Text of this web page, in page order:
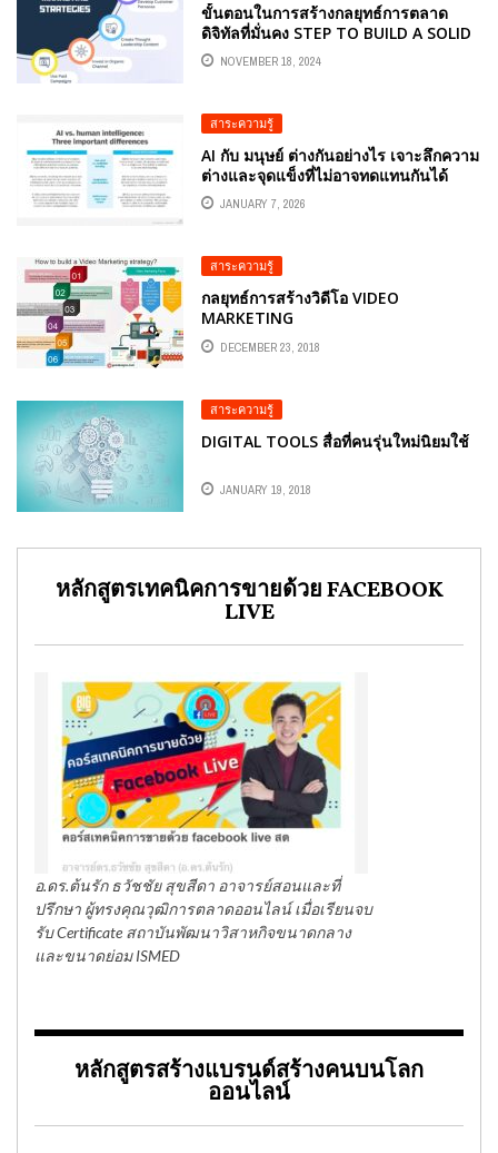
ขั้นตอนในการสร้างกลยุทธ์การตลาด
ดิจิทัลที่มั่นคง STEP TO BUILD A SOLID
DIGITAL MARKETING STRATEGIES
NOVEMBER 18, 2024
สาระความรู้
AI กับ มนุษย์ ต่างกันอย่างไร เจาะลึกความ
ต่างและจุดแข็งที่ไม่อาจทดแทนกันได้
JANUARY 7, 2026
สาระความรู้
กลยุทธ์การสร้างวิดีโอ VIDEO
MARKETING
DECEMBER 23, 2018
สาระความรู้
DIGITAL TOOLS สื่อที่คนรุ่นใหม่นิยมใช้
JANUARY 19, 2018
หลักสูตรเทคนิคการขายด้วย FACEBOOK
LIVE
อ.ดร.ต้นรัก ธวัชชัย สุขสีดา อาจารย์สอนและที่
ปรึกษา ผู้ทรงคุณวุฒิการตลาดออนไลน์ เมื่อเรียนจบ
รับ Certificate สถาบันพัฒนาวิสาหกิจขนาดกลาง
และขนาดย่อม ISMED
หลักสูตรสร้างแบรนด์สร้างคนบนโลก
ออนไลน์